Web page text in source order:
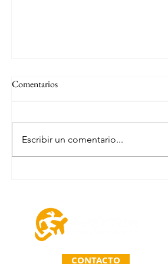
Comentarios
Escribir un comentario...
CONTACTO